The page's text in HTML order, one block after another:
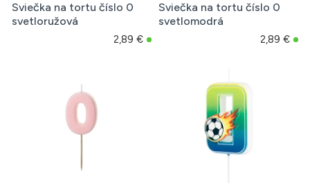
Sviečka na tortu číslo 0
svetloružová
2,89 €
Sviečka na tortu číslo 0
svetlomodrá
2,89 €